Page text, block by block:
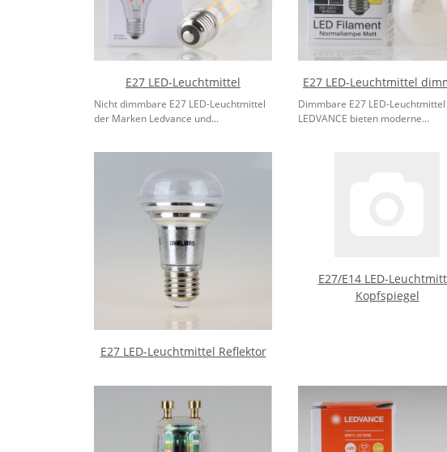
E27 LED-Leuchtmittel
Nicht dimmbare E27 LED-Leuchtmittel
der Marken Ledvance und...
E27 LED-Leuchtmittel
Dimmbare E27 LED-
LEDVANCE bieten moderne...
E27 LED-Leuchtmittel Reflektor
E27/E14 LED-
Kopfspiegel